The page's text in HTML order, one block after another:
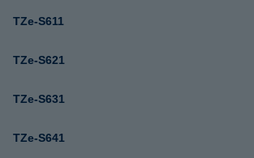
TZe-S611
TZe-S621
TZe-S631
TZe-S641